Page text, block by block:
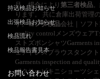
品。場合により 第三者検品
ります。 共に倉庫出荷管理
す。ヨシダ検品会社｜ソフト
quality controlメンズウェア
ストズボンシャツGarments
ェアドレスブラウスタンク
Garments inspection and
ボクサービキニショーツシ
持込検品お知らせ
出張検品お知らせ
検品流れ
検品報告書見本
お問い合わせ